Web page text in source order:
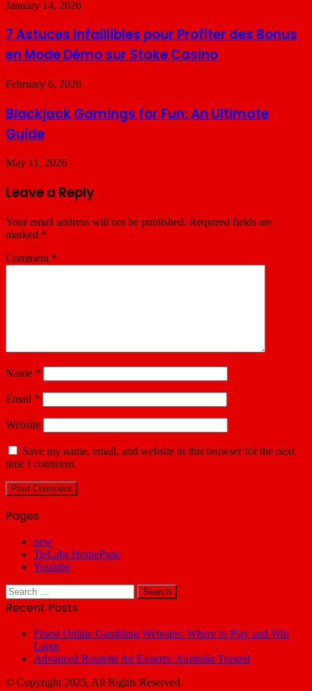
January 14, 2026
7 Astuces Infaillibles pour Profiter des Bonus
en Mode Démo sur Stake Casino
February 6, 2026
Blackjack Gamings for Fun: An Ultimate
Guide
May 11, 2026
Leave a Reply
Your email address will not be published. Required fields are
marked *
Comment *
Name *
Email *
Website
Save my name, email, and website in this browser for the next
time I comment.
Pages
new
TieLabs HomePage
Youtube
Search
for:
Recent Posts
Finest Online Gambling Websites: Where to Play and Win
Large
Advanced Roulette for Experts: Australia Trusted
© Copyright 2025, All Rights Reserved